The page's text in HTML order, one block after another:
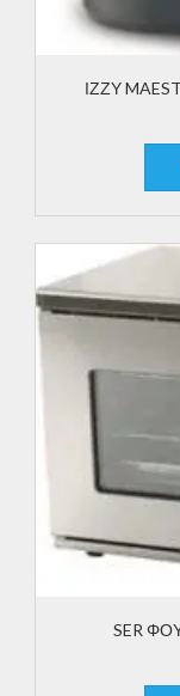
ΙΖΖΥ
SER